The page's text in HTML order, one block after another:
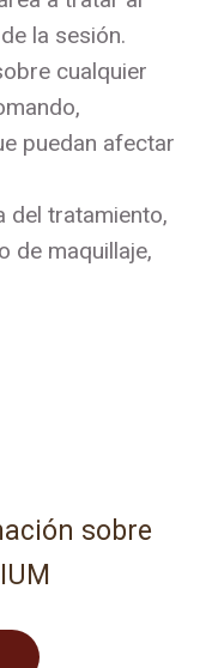
la sesión.
cualquier
puedan afectar
del tratamiento,
de maquillaje,
sobre